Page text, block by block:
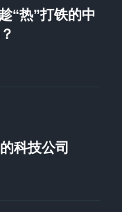
“热”打铁的中
科技公司